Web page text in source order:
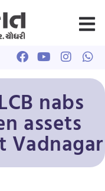
nabs
assets
Vadnagar